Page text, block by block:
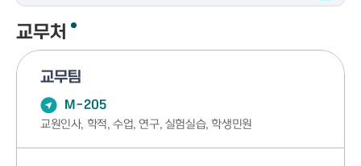
교무처
교무팀
M-205
교원인사, 학적, 수업, 연구, 실험실습, 학생민원